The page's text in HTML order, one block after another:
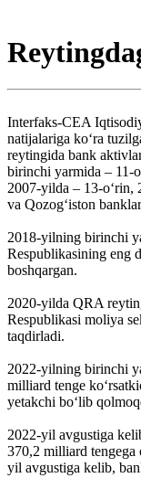
Interfaks-CEA
natijalariga koʻra
reytingida bank
birinchi yarmida – 11-
2007-yilda – 13-oʻrin,
va Qozogʻiston
2018-yilning birinchi
Respublikasining eng
boshqargan.
2020-yilda QRA
Respublikasi moliya
taqdirladi.
2022-yilning birinchi
milliard tenge
yetakchi boʻlib
2022-yil avgustiga
370,2 milliard
yil avgustiga kelib,